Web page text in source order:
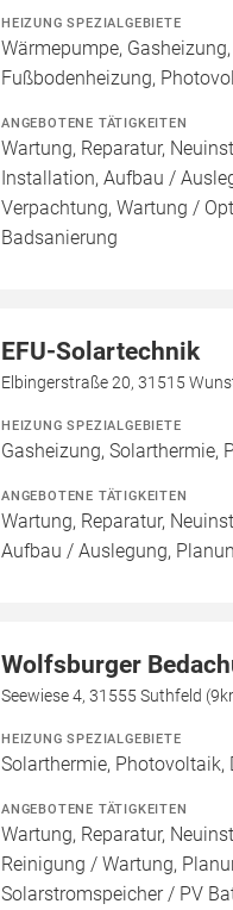
HEIZUNG SPEZIALGEBIETE
Wärmepumpe,
Fußbodenheizung,
ANGEBOTENE TÄTIGKEITEN
Wartung, Reparatur,
Installation, Aufbau /
Verpachtung, Wartung /
Badsanierung
EFU-Solartechnik
Elbingerstraße 20, 31515
HEIZUNG SPEZIALGEBIETE
Gasheizung, Solarthermie,
ANGEBOTENE TÄTIGKEITEN
Wartung, Reparatur,
Aufbau / Auslegung,
Wolfsburger
Seewiese 4, 31555 Suthfeld
HEIZUNG SPEZIALGEBIETE
Solarthermie, Photovoltaik,
ANGEBOTENE TÄTIGKEITEN
Wartung, Reparatur,
Reinigung / Wartung,
Solarstromspeicher / PV